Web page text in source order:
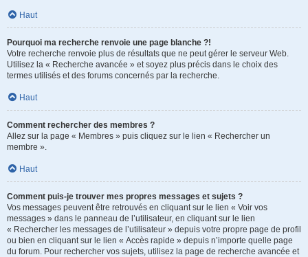
Haut
Pourquoi ma recherche renvoie une page blanche ?!
Votre recherche renvoie plus de résultats que ne peut gérer le serveur Web.
Utilisez la « Recherche avancée » et soyez plus précis dans le choix des
termes utilisés et des forums concernés par la recherche.
Haut
Comment rechercher des membres ?
Allez sur la page « Membres » puis cliquez sur le lien « Rechercher un
membre ».
Haut
Comment puis-je trouver mes propres messages et sujets ?
Vos messages peuvent être retrouvés en cliquant sur le lien « Voir vos
messages » dans le panneau de l’utilisateur, en cliquant sur le lien
« Rechercher les messages de l’utilisateur » depuis votre propre page de profil
ou bien en cliquant sur le lien « Accès rapide » depuis n’importe quelle page
du forum. Pour rechercher vos sujets, utilisez la page de recherche avancée et